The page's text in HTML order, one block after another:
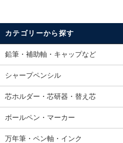
カテゴリーから探す
鉛筆・補助軸・キャップなど
シャープペンシル
芯ホルダー・芯研器・替え芯
ボールペン・マーカー
万年筆・ペン軸・インク